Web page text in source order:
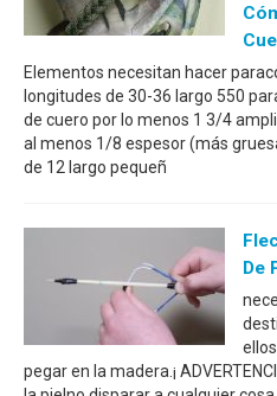
Elementos necesitan hacer
longitudes de 30-36 largo 550
de cuero por lo menos 1 3/4
al menos 1/8 espesor (más
de 12 largo pequeñ
De
pegar en la madera.¡